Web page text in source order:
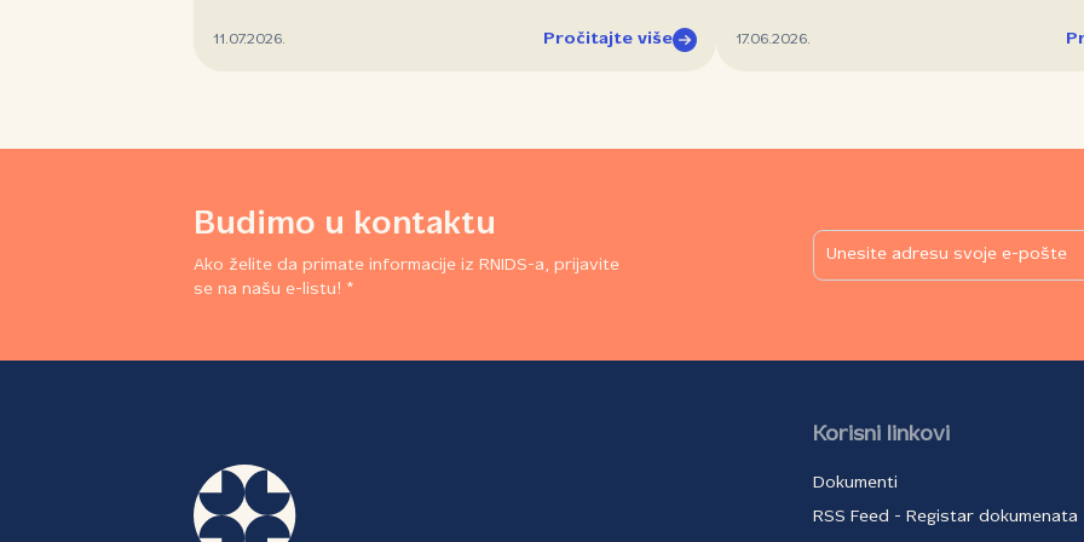
11.07.2026. Pročitajte više 17.06.2026.
Budimo u kontaktu
Ako želite da primate informacije iz RNIDS-a, prijavite
se na našu e-listu! *
Korisni linkovi
Dokumenti
RSS Feed - Registar dokumenata